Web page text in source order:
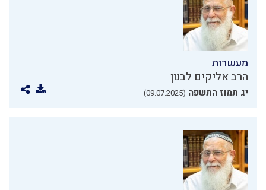
מעשרות
הרב אליקים לבנון
יג תמוז התשפה (09.07.2025)